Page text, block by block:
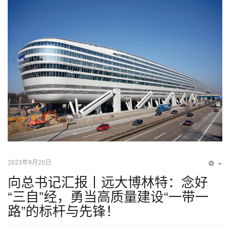
2023年9月20日
向总书记汇报丨远大博林特：念好
“三自”经，勇当高质量建设“一带一
路”的标杆与先锋！